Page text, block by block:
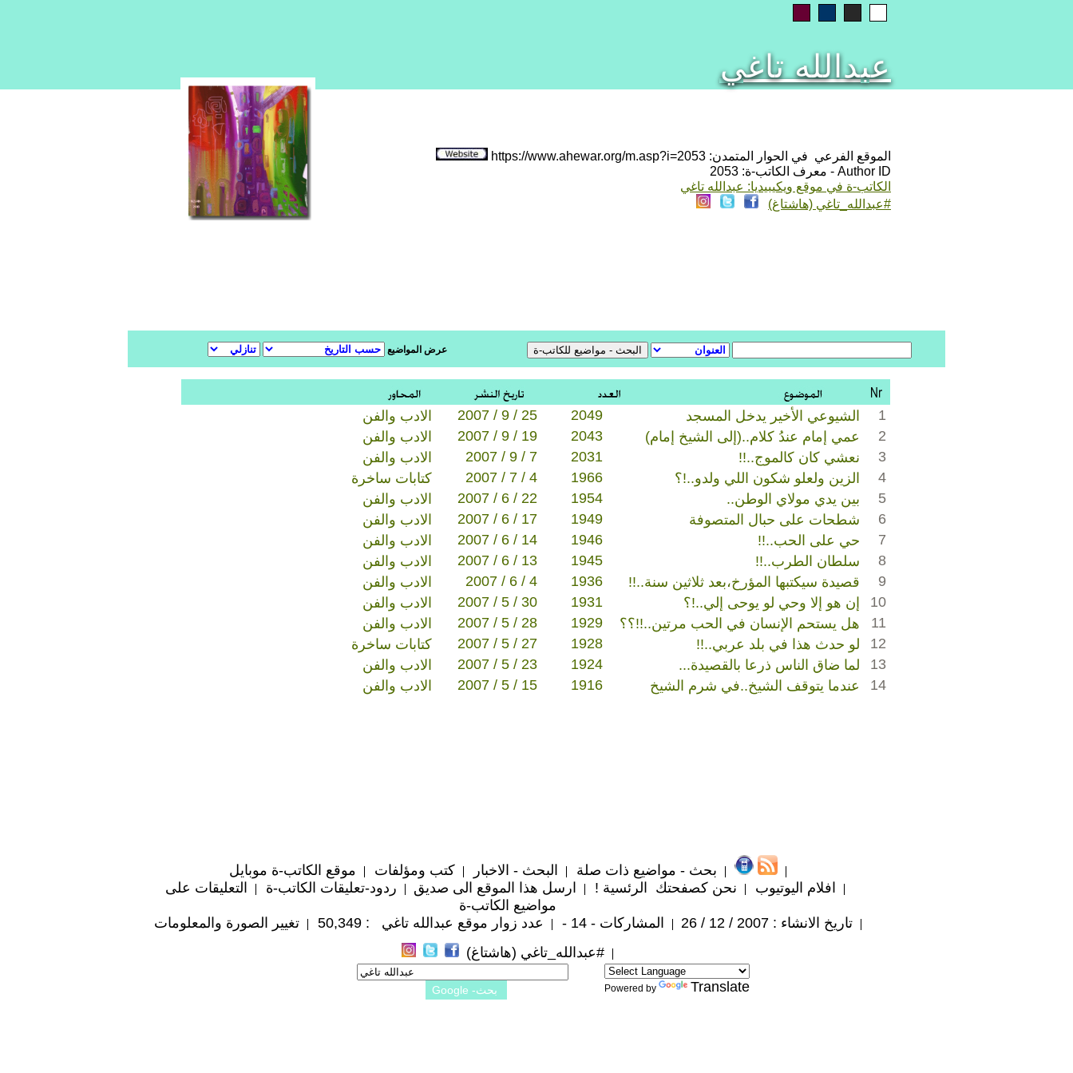
عبدالله تاغي
الموقع الفرعي في الحوار المتمدن: https://www.ahewar.org/m.asp?i=2053
Author ID - معرف الكاتب-ة: 2053
الكاتب-ة في موقع ويكيبيديا: عبدالله تاغي
#عبدالله_تاغي (هاشتاغ)
عرض المواضيع
الادب والفن 2007 / 9 / 25 2049 الشيوعي الأخير يدخل المسجد
1
الادب والفن
2007 / 9 / 19 2043 عمي إمام عندُ كلام..(إلى الشيخ إمام)
2
الادب والفن
2007 / 9 / 7 2031 نعشي كان كالموج..!!
3
كتابات ساخرة
2007 / 7 / 4 1966 الزين ولعلو شكون اللي ولدو..!؟
4
الادب والفن
2007 / 6 / 22 1954 بين يدي مولاي الوطن..
5
الادب والفن
2007 / 6 / 17 1949 شطحات على حبال المتصوفة
6
الادب والفن
2007 / 6 / 14 1946 حي على الحب..!!
7
الادب والفن
2007 / 6 / 13 1945 سلطان الطرب..!!
8
الادب والفن
2007 / 6 / 4 1936 قصيدة سيكتبها المؤرخ،بعد ثلاثين سنة..!!
9
الادب والفن
2007 / 5 / 30 1931 إن هو إلا وحي لو يوحى إلي..!؟
10
الادب والفن
2007 / 5 / 28 1929 هل يستحم الإنسان في الحب مرتين..!!؟؟
11
كتابات ساخرة
2007 / 5 / 27 1928 لو حدث هذا في بلد عربي..!!
12
الادب والفن
2007 / 5 / 23 1924 لما ضاق الناس ذرعا بالقصيدة...
13
الادب والفن
2007 / 5 / 15 1916 عندما يتوقف الشيخ..في شرم الشيخ 14
بحث - مواضيع ذات صلة البحث - الاخبار كتب ومؤلفات
موقع الكاتب-ة موبايل
افلام اليوتيوب
نحن كصفحتك الرئسية ! ارسل هذا الموقع الى صديق ردود-تعليقات الكاتب-ة
التعليقات على
مواضيع الكاتب-ة
تاريخ الانشاء : 2007 / 12 / 26
المشاركات - 14 - عدد زوار موقع عبدالله تاغي : 50,349
تغيير الصورة والمعلومات
#عبدالله_تاغي (هاشتاغ)
Powered by Translate